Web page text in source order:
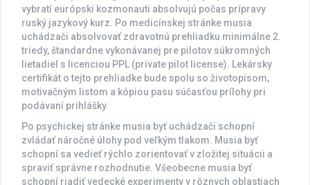
vybratí európski kozmonauti absolvujú počas prípravy
ruský jazykový kurz. Po medicínskej stránke musia
uchádzači absolvovať zdravotnú prehliadku minimálne 2.
triedy, štandardne vykonávanej pre pilotov súkromných
lietadiel s licenciou PPL (private pilot license). Lekársky
certifikát o tejto prehliadke bude spolu so životopisom,
motivačným listom a kópiou pasu súčasťou prílohy pri
podávaní prihlášky.
Po psychickej stránke musia byť uchádzači schopní
zvládať náročné úlohy pod veľkým tlakom. Musia byť
schopní sa vedieť rýchlo zorientovať v zložitej situácii a
spraviť správne rozhodnutie. Všeobecne musia byť
schopní riadiť vedecké experimenty v rôznych oblastiach